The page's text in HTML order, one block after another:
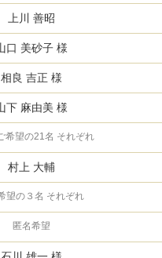
上川 善昭
口 美砂子 様
相良 吉正 様
下 麻由美 様
希望の21名 それぞれ
村上 大輔
望の３名 それぞれ
匿名希望